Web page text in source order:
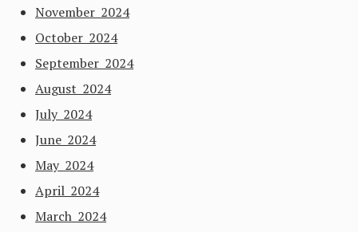
November 2024
October 2024
September 2024
August 2024
July 2024
June 2024
May 2024
April 2024
March 2024